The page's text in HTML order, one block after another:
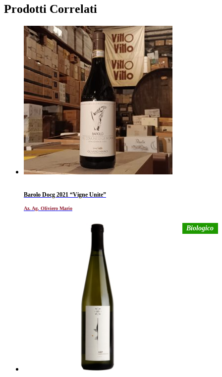
Prodotti Correlati
Barolo Docg 2021 “Vigne Unite”
Az. Ag. Oliviero Mario
Biologico